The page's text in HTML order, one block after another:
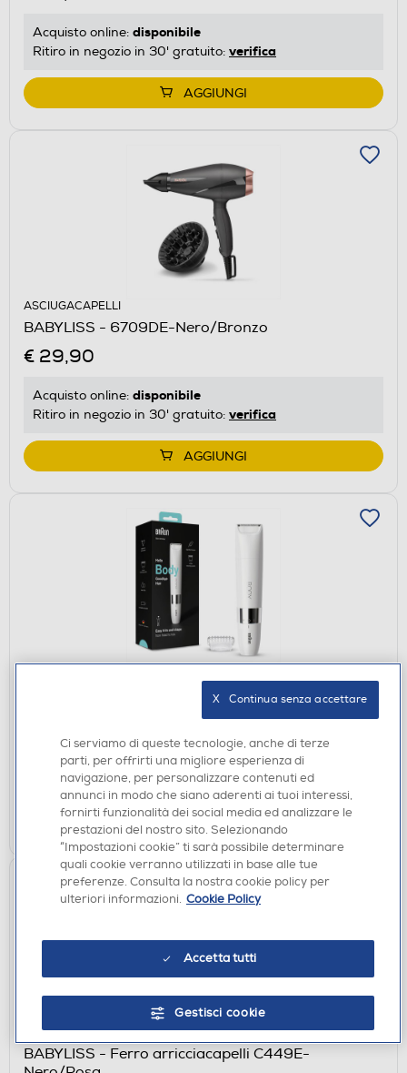
Acquisto online: disponibile
Ritiro in negozio in 30' gratuito: verifica
AGGIUNGI
ASCIUGACAPELLI
BABYLISS - 6709DE-Nero/Bronzo
€ 29,90
Acquisto online: disponibile
Ritiro in negozio in 30' gratuito: verifica
AGGIUNGI
EPILATORI E DEPILATORI
BRAUN - Mini rifinitore corpo BS1000-Bianco
Acquisto online:disponibile
Ritiro in negozio in 30' gratuito:verifica
AGGIUNGI
MODELLATORI E ARRICCIACAPELLI
BABYLISS - Ferro arricciacapelli C449E-
Ci serviamo di queste tecnologie, anche di terze
parti, per offrirti una migliore esperienza di
navigazione, per personalizzare contenuti ed
annunci in modo che siano aderenti ai tuoi interessi,
fornirti funzionalità dei social media ed analizzare le
prestazioni del nostro sito. Selezionando
“Impostazioni cookie” ti sarà possibile determinare
quali cookie verranno utilizzati in base alle tue
preferenze. Consulta la nostra cookie policy per
ulteriori informazioni. Cookie Policy
Accetta tutti
Gestisci cookie
X   Continua senza accettare